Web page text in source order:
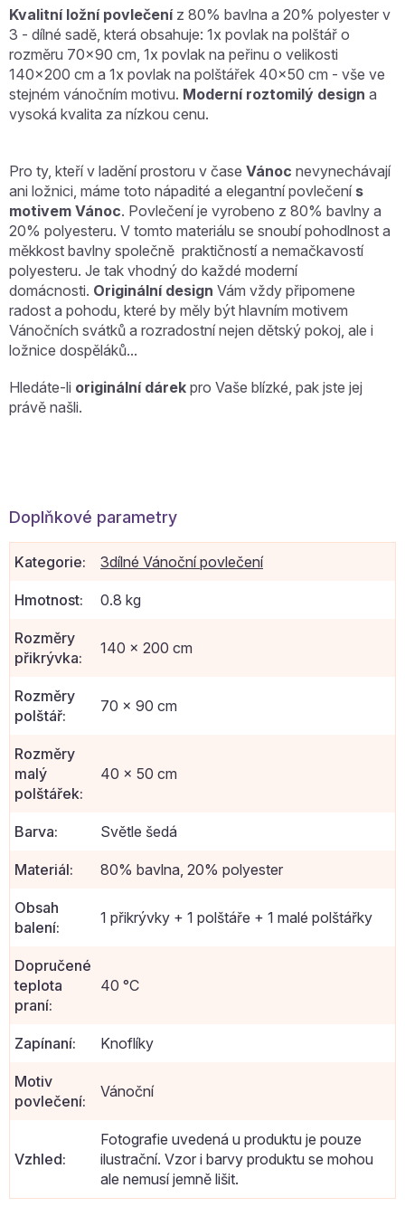
Kvalitní ložní povlečeníz 80% bavlna a 20% polyester v
3 - dílné sadě, která obsahuje: 1x povlak na polštář o
rozměru 70x90 cm, 1x povlak na peřinu o velikosti
140x200 cm a 1x povlak na polštářek 40x50 cm - vše ve
stejném vánočním motivu. Moderníroztomilý design a
vysoká kvalita za nízkou cenu.
Pro ty, kteří v ladění prostoru v čase Vánoc nevynechávají
ani ložnici, máme toto nápadité a elegantní povlečení s
motivem Vánoc. Povlečení je vyrobeno z 80% bavlny a
20% polyesteru. V tomto materiálu se snoubí pohodlnost a
měkkost bavlny společně praktičností a nemačkavostí
polyesteru. Je tak vhodný do každé moderní
domácnosti. Originální design Vám vždy připomene
radost a pohodu, které by měly být hlavním motivem
Vánočních svátků a rozradostní nejen dětský pokoj, ale i
ložnice dospěláků...
Hledáte-li originální dárek pro Vaše blízké, pak jste jej
právě našli.
Doplňkové parametry
Kategorie: 3dílné Vánoční povlečení
Hmotnost: 0.8 kg
Rozměry
přikrývka:
140 x 200 cm
Rozměry
polštář:
70 x 90 cm
Rozměry
malý
polštářek:
40 x 50 cm
Barva: Světle šedá
Materiál: 80% bavlna, 20% polyester
Obsah
balení:
1 přikrývky + 1 polštáře + 1 malé polštářky
Dopručené
teplota
praní:
40 °C
Zapínaní: Knoflíky
Motiv
povlečení:
Vánoční
Vzhled:
Fotografie uvedená u produktu je pouze
ilustrační. Vzor i barvy produktu se mohou
ale nemusí jemně lišit.